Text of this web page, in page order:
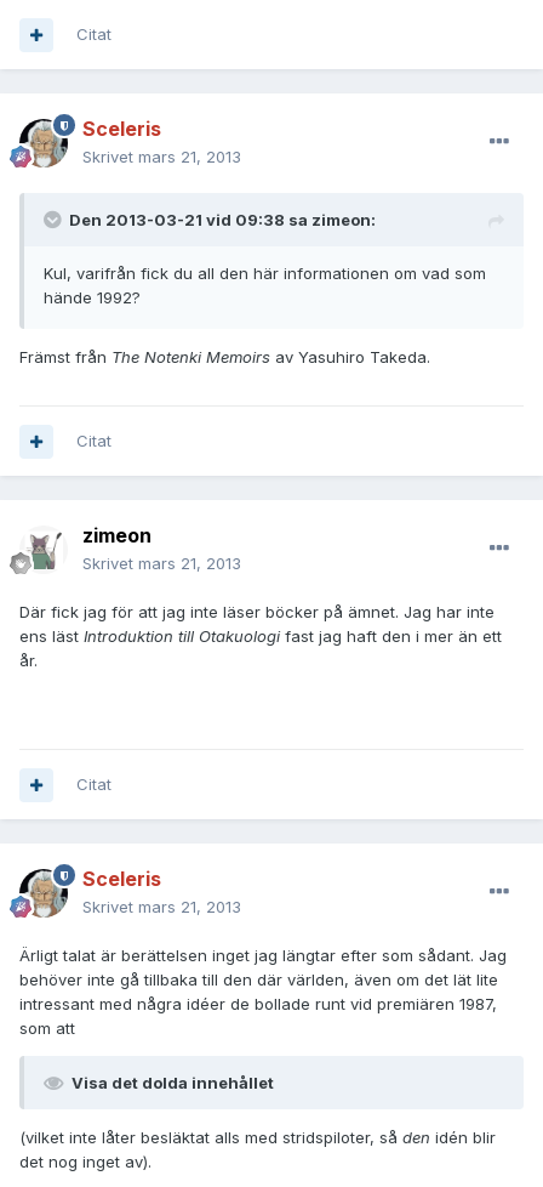
Citat
Sceleris
Skrivet mars 21, 2013
Den 2013-03-21 vid 09:38 sa zimeon:
Kul, varifrån fick du all den här informationen om vad som
hände 1992?
Främst från The Notenki Memoirs av Yasuhiro Takeda.
Citat
zimeon
Skrivet mars 21, 2013
Där fick jag för att jag inte läser böcker på ämnet. Jag har inte
ens läst Introduktion till Otakuologifast jag haft den i mer än ett
år.
Citat
Sceleris
Skrivet mars 21, 2013
Ärligt talat är berättelsen inget jag längtar efter som sådant. Jag
behöver inte gå tillbaka till den där världen, även om det lät lite
intressant med några idéer de bollade runt vid premiären 1987,
som att
Visa det dolda innehållet
(vilket inte låter besläktat alls med stridspiloter, så den idén blir
det nog inget av).